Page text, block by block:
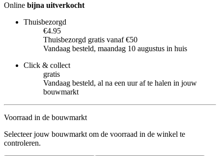
Online bijna uitverkocht
Thuisbezorgd
€4.95
Thuisbezorgd gratis vanaf €50
Vandaag besteld, maandag 10 augustus in huis
Click & collect
gratis
Vandaag besteld, al na een uur af te halen in jouw
bouwmarkt
Voorraad in de bouwmarkt
Selecteer jouw bouwmarkt om de voorraad in de winkel te
controleren.